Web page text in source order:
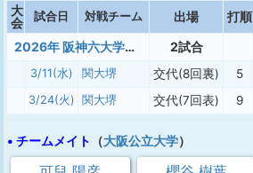
大
会
試合日 対戦チーム 出場 打順
2026年 阪神六大学準硬式 春季 2試合
3/11(水) 関大堺 交代(8回裏) 5
3/24(火) 関大堺 交代(7回表) 9
• チームメイト （大阪公立大学）